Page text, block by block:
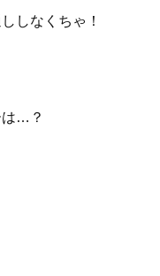
しなくちゃ！
は…？